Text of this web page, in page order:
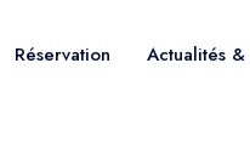
Réservation Actualités